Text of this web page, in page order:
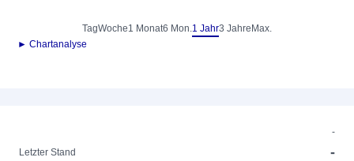
TagWoche1 Monat6 Mon.1 Jahr3 Jahre Max.
► Chartanalyse
-
Letzter Stand
-